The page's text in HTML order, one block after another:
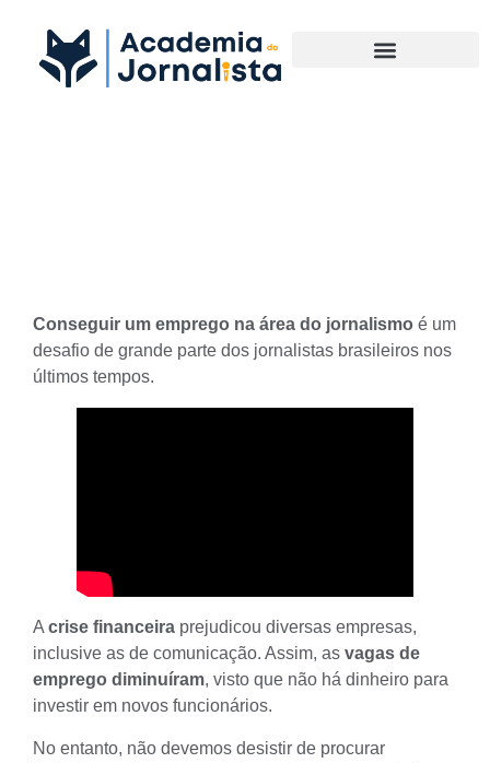
Conseguir um emprego na área do jornalismo é um
desafio de grande parte dos jornalistas brasileiros nos
últimos tempos.
A crise financeira prejudicou diversas empresas,
inclusive as de comunicação. Assim, as vagas de
emprego diminuíram, visto que não há dinheiro para
investir em novos funcionários.
No entanto, não devemos desistir de procurar